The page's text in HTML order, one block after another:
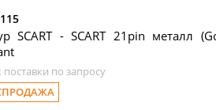
SCART - SCART 21pin металл
поставки по запросу